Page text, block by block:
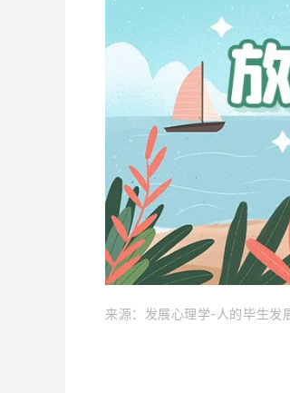
来源：发展心理学-人的毕生发